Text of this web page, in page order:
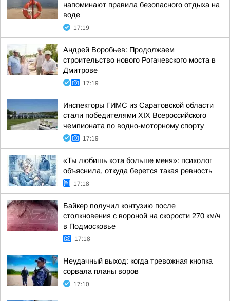
напоминают правила безопасного отдыха на
воде
17:19
Андрей Воробьев: Продолжаем
строительство нового Рогачевского моста в
Дмитрове
17:19
Инспекторы ГИМС из Саратовской области
стали победителями XIX Всероссийского
чемпионата по водно-моторному спорту
17:19
«Ты любишь кота больше меня»: психолог
объяснила, откуда берется такая ревность
17:18
Байкер получил контузию после
столкновения с вороной на скорости 270 км/ч
в Подмосковье
17:18
Неудачный выход: когда тревожная кнопка
сорвала планы воров
17:10